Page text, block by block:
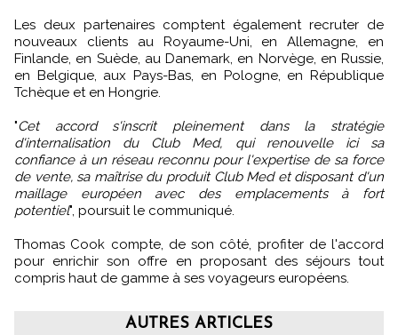
Les deux partenaires comptent également recruter de
nouveaux clients au Royaume-Uni, en Allemagne, en
Finlande, en Suède, au Danemark, en Norvège, en Russie,
en Belgique, aux Pays-Bas, en Pologne, en République
Tchèque et en Hongrie.
"Cet accord s'inscrit pleinement dans la stratégie
d'internalisation du Club Med, qui renouvelle ici sa
confiance à un réseau reconnu pour l'expertise de sa force
de vente, sa maîtrise du produit Club Med et disposant d'un
maillage européen avec des emplacements à fort
potentiel", poursuit le communiqué.
Thomas Cook compte, de son côté, profiter de l'accord
pour enrichir son offre en proposant des séjours tout
compris haut de gamme à ses voyageurs européens.
AUTRES ARTICLES